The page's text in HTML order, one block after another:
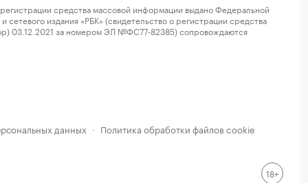
средства массовой информации выдано Федеральной
издания «РБК» (свидетельство о регистрации средства
03.12.2021 за номером ЭЛ №ФС77-82385) сопровождаются
данных · Политика обработки файлов cookie
18+